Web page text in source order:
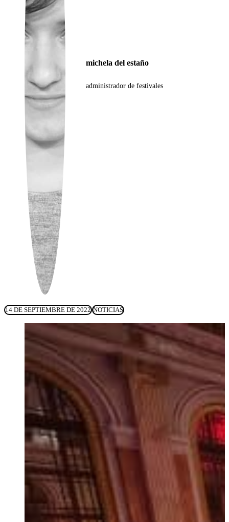
Ukrainian
michela del estaño
administrador de festivales
14 DE SEPTIEMBRE DE 2022 NOTICIAS